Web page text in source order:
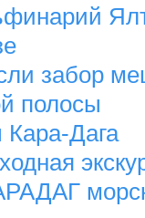
забор
полосы
Дага